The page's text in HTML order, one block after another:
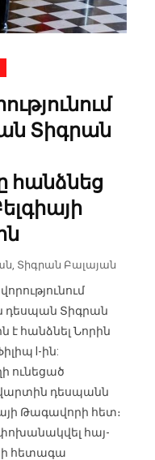
Տիգրան
հանձնեց
Տիգրան Բալայան
Տիգրան
հանձնել Նորին
I-ին:
ունեցած
դեսպանն
Թագավորի հետ։
հայ-
հետագա